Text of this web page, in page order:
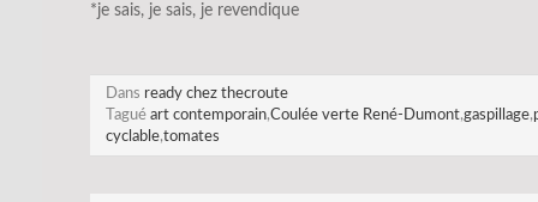
*je sais, je sais, je revendique
Dans ready chez thecroute
Tagué art contemporain,Coulée verte René-Dumont,gaspillage,
cyclable,tomates